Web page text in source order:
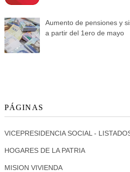
Aumento de pensiones y
a partir del 1ero de mayo
PÁGINAS
VICEPRESIDENCIA SOCIAL -
HOGARES DE LA PATRIA
MISION VIVIENDA